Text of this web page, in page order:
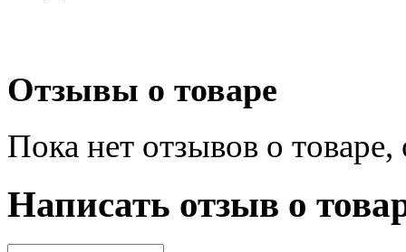
Отзывы о товаре
Пока нет отзывов о товаре,
Написать отзыв о